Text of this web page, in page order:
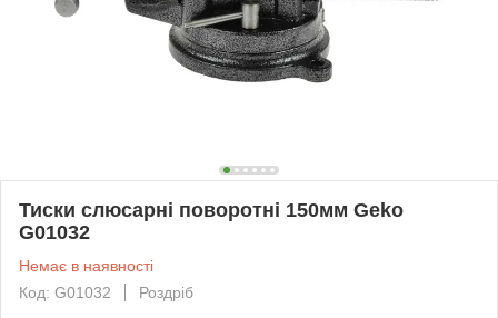
Тиски слюсарні поворотні 150мм Geko
G01032
Немає в наявності
Код: G01032
Роздріб